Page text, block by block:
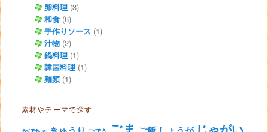
卵料理 (3)
和食 (6)
手作りソース (1)
汁物 (2)
鍋料理 (1)
韓国料理 (1)
麺類(1)
素材やテーマで探す